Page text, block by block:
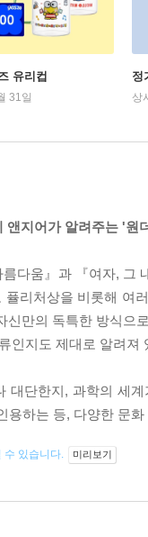
유리컵
31일
정
상
앤지어가 알려주는 '원
다움』과 『여자, 그
퓰리처상을 비롯해 여
신만의 독특한 방식으
인지도 제대로 알려
대단한지, 과학의 세
용하는 등, 다양한 문
수 있습니다. 미리보기